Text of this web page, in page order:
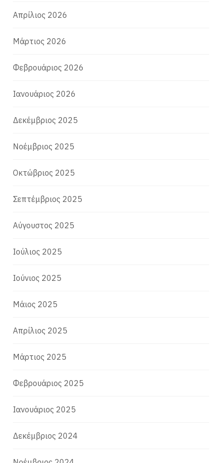
Απρίλιος 2026
Μάρτιος 2026
Φεβρουάριος 2026
Ιανουάριος 2026
Δεκέμβριος 2025
Νοέμβριος 2025
Οκτώβριος 2025
Σεπτέμβριος 2025
Αύγουστος 2025
Ιούλιος 2025
Ιούνιος 2025
Μάιος 2025
Απρίλιος 2025
Μάρτιος 2025
Φεβρουάριος 2025
Ιανουάριος 2025
Δεκέμβριος 2024